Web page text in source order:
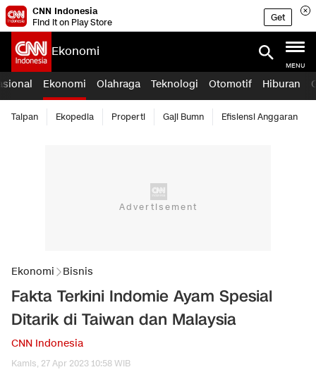
CNN Indonesia
Find it on Play Store
Get
Ekonomi
MENU
Ekonomi Olahraga Teknologi Otomotif Hiburan
Taipan Ekopedia Properti Gaji Bumn Efisiensi Anggaran
Ekonomi Bisnis
Fakta Terkini Indomie Ayam Spesial
Ditarik di Taiwan dan Malaysia
CNN Indonesia
Kamis, 27 Apr 2023 10:58 WIB